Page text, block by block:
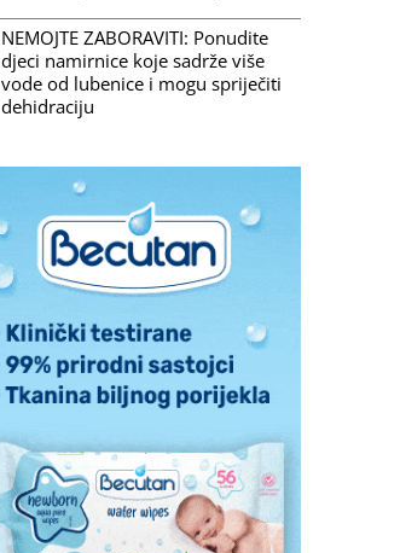
NEMOJTE ZABORAVITI: Ponudite
djeci namirnice koje sadrže više
vode od lubenice i mogu spriječiti
dehidraciju